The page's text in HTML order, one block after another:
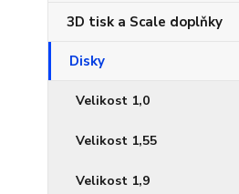
3D tisk a Scale doplňky
Disky
Velikost 1,0
Velikost 1,55
Velikost 1,9